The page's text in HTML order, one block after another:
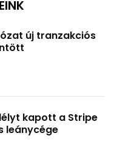
új tranzakciós
kapott a Stripe
leánycége